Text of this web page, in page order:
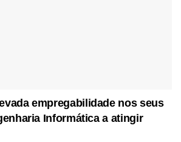
empregabilidade nos seus
Informática a atingir